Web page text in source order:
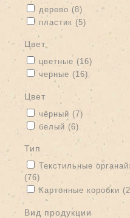
Apply дерево filter
дерево (8) Apply
Apply пластик filter
пластик (5)
цвет
Apply цветные filter
цветные (16) Apply
Apply черные filter
черные (16) Apply
цвет
Apply чёрный filter
чёрный (7)
Apply белый filter
белый (6) Apply
тип
Apply Текстильные
Текстильные
(76)
Apply Картонные
Картонные коробки
вид продукции